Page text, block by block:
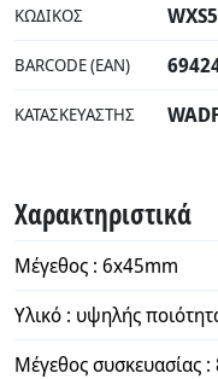
ΚΩΔΙΚΌΣ
BARCODE (EAN)
ΚΑΤΑΣΚΕΥΑΣΤΉΣ
Χαρακτηριστικά
Μέγεθος : 6x45mm
Υλικό : υψηλής
Μέγεθος συσκευασίας